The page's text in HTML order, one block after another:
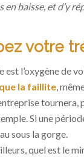
en baisse, et d’y
votre
est l’oxygène de
la faillite,
tournera,
Si une
sous la gorge.
quel est le